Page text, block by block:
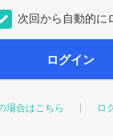
次回から自動的に
ログイン
場合はこちら ロ